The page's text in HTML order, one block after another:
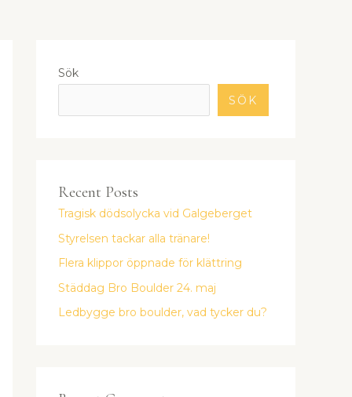
Sök
SÖK
Recent Posts
Tragisk dödsolycka vid Galgeberget
Styrelsen tackar alla tränare!
Flera klippor öppnade för klättring
Städdag Bro Boulder 24. maj
Ledbygge bro boulder, vad tycker du?